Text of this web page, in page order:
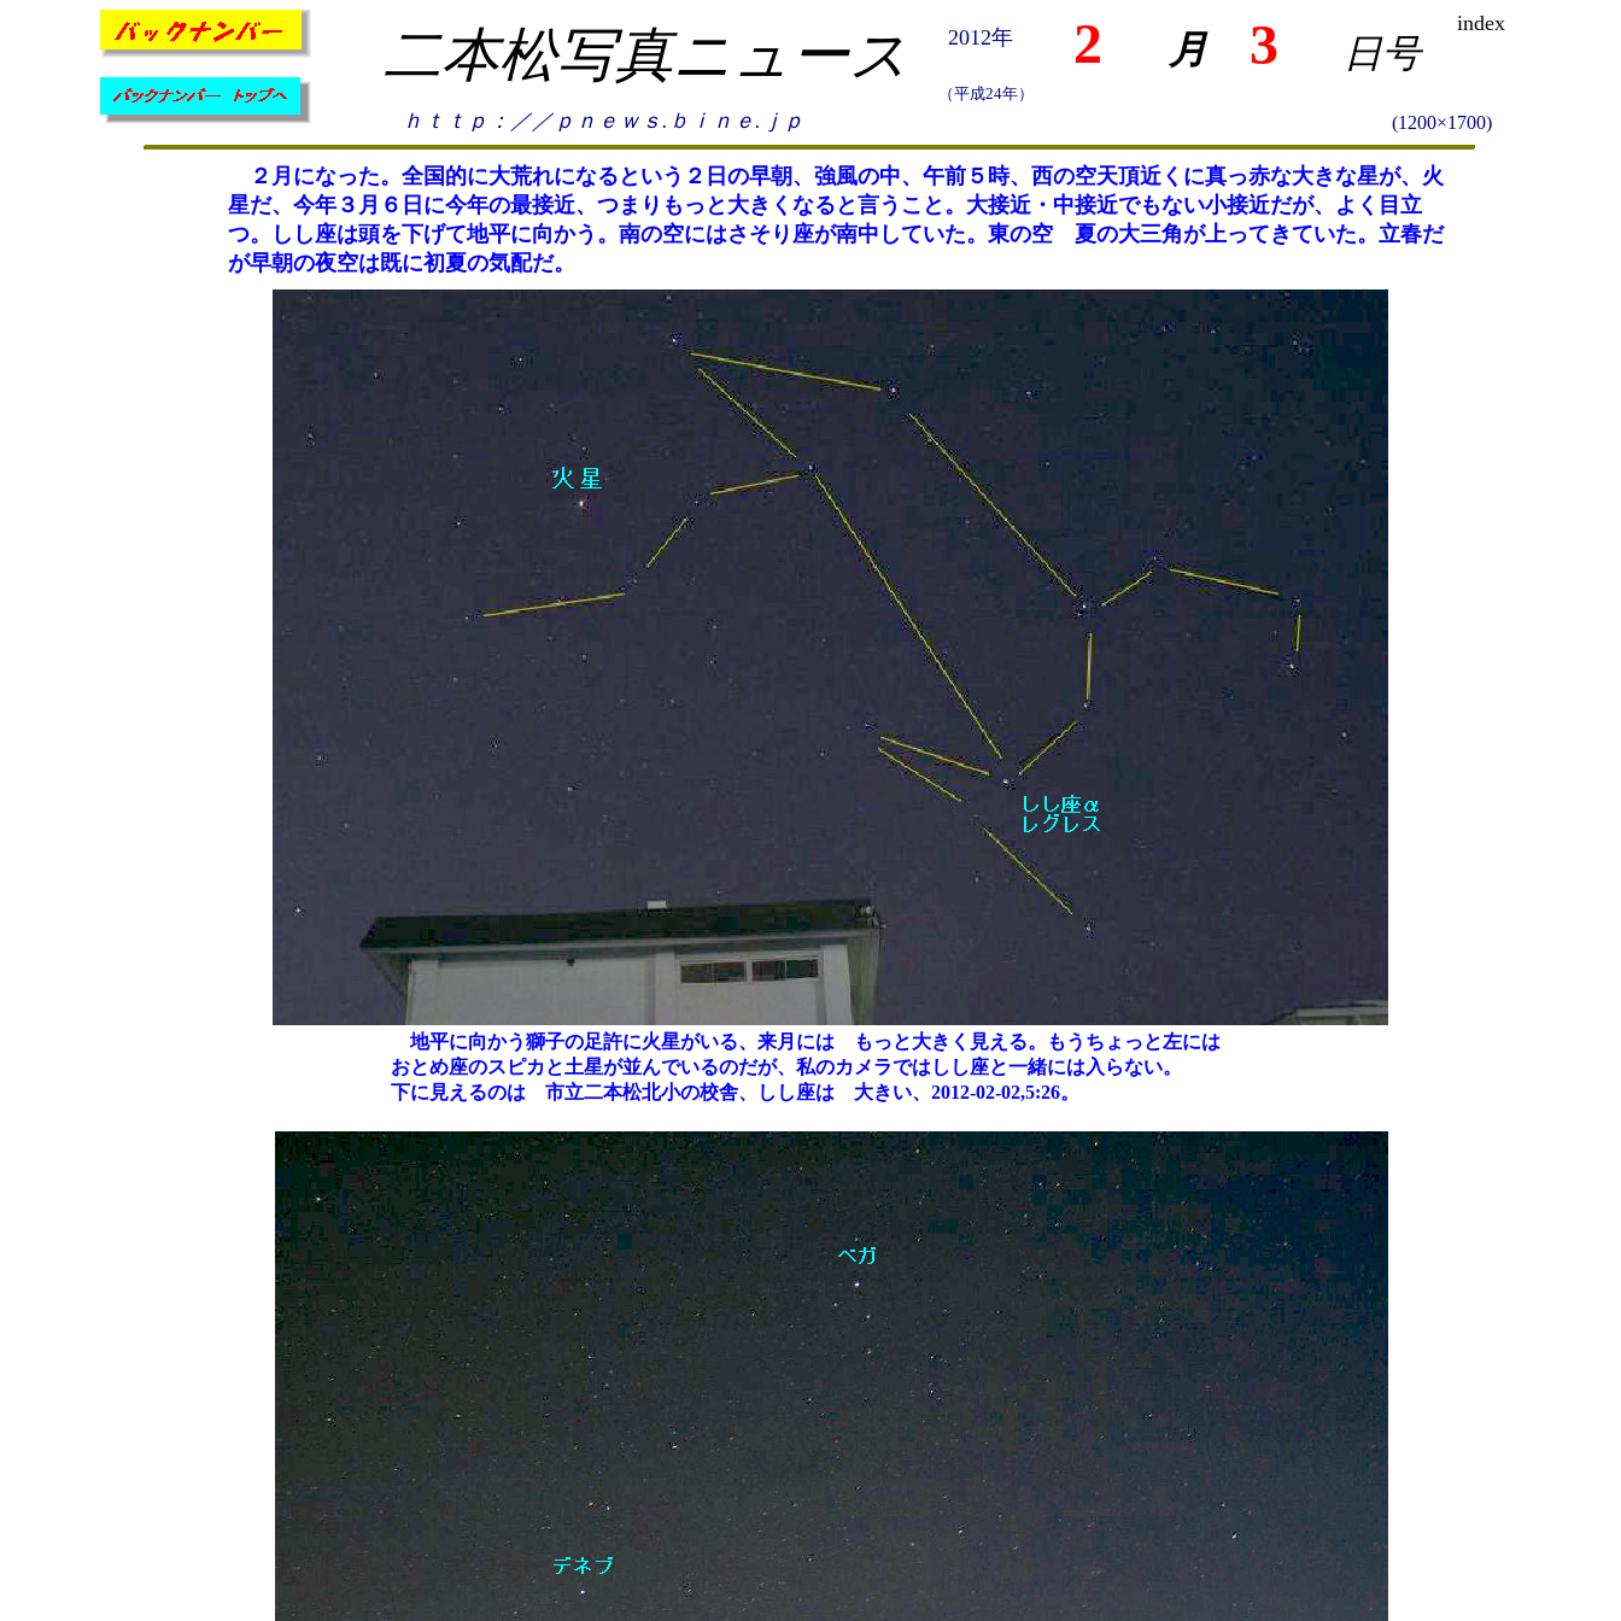
2 3 index
二本松写真ニュース 2012年 月 日号
（平成24年）
ｈｔｔｐ：／／ｐｎｅｗｓ.ｂｉｎｅ.ｊｐ (1200×1700)
２月になった。全国的に大荒れになるという２日の早朝、強風の中、午前５時、西の空天頂近くに真っ赤な大きな星が、火
星だ、今年３月６日に今年の最接近、つまりもっと大きくなると言うこと。大接近・中接近でもない小接近だが、よく目立
つ。しし座は頭を下げて地平に向かう。南の空にはさそり座が南中していた。東の空 夏の大三角が上ってきていた。立春だ
が早朝の夜空は既に初夏の気配だ。
地平に向かう獅子の足許に火星がいる、来月には もっと大きく見える。もうちょっと左には
おとめ座のスピカと土星が並んでいるのだが、私のカメラではしし座と一緒には入らない。
下に見えるのは 市立二本松北小の校舎、しし座は 大きい、2012-02-02,5:26。